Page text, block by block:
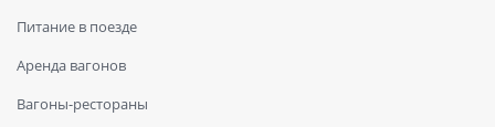
Питание в поезде
Аренда вагонов
Вагоны-рестораны